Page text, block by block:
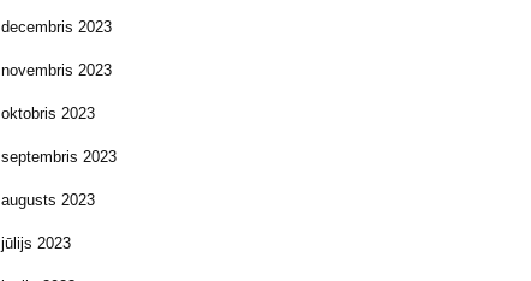
decembris 2023
novembris 2023
oktobris 2023
septembris 2023
augusts 2023
jūlijs 2023